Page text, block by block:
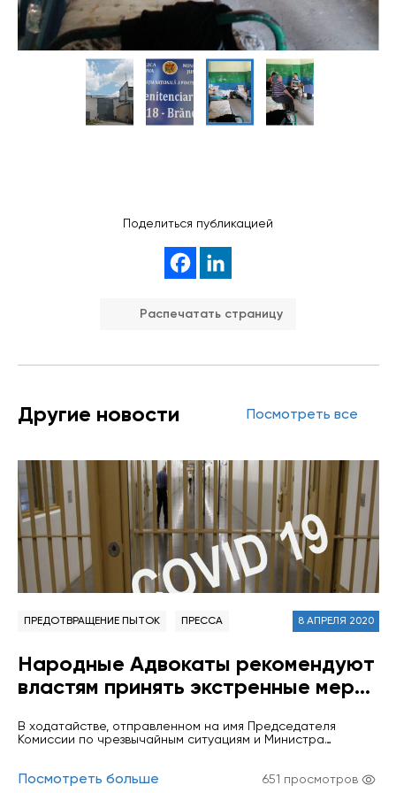
Поделиться публикацией
Распечатать страницу
Другие новости Посмотреть все
ПРЕДОТВРАЩЕНИЕ ПЫТОК ПРЕССА 8 АПРЕЛЯ 2020
Народные Адвокаты рекомендуют
властям принять экстренные меры
категорий заключенных, в том
применив наиболее подходящие
В ходатайстве, отправленном на имя Председателя
Комиссии по чрезвычайным ситуациям и Министра
ситуация не будет контролироваться каким-либо образом.
Посмотреть больше 651 просмотров